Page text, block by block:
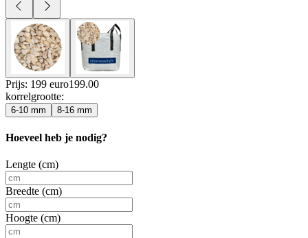
Prijs: 199 euro199.00
korrelgrootte:
6-10 mm 8-16 mm
Hoeveel heb je nodig?
Lengte (cm)
Breedte (cm)
Hoogte (cm)